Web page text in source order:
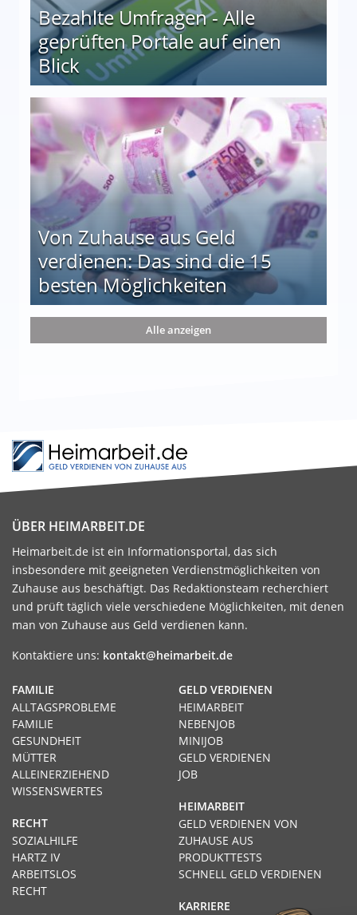
Bezahlte Umfragen - Alle
geprüften Portale auf einen
Blick
auf einen Blick
Von Zuhause aus Geld
verdienen: Das sind die 15
besten Möglichkeiten
die 15 besten Möglichkeiten
Alle anzeigen
ÜBER HEIMARBEIT.DE
Heimarbeit.de ist ein Informationsportal, das sich
insbesondere mit geeigneten Verdienstmöglichkeiten von
Zuhause aus beschäftigt. Das Redaktionsteam recherchiert
und prüft täglich viele verschiedene Möglichkeiten, mit denen
man von Zuhause aus Geld verdienen kann.
Kontaktiere uns: kontakt@heimarbeit.de
GELD VERDIENEN
HEIMARBEIT
NEBENJOB
MINIJOB
GELD VERDIENEN
JOB
HEIMARBEIT
GELD VERDIENEN VON
ZUHAUSE AUS
PRODUKTTESTS
SCHNELL GELD VERDIENEN
KARRIERE
FAMILIE
ALLTAGSPROBLEME
FAMILIE
GESUNDHEIT
MÜTTER
ALLEINERZIEHEND
WISSENSWERTES
RECHT
SOZIALHILFE
HARTZ IV
ARBEITSLOS
RECHT